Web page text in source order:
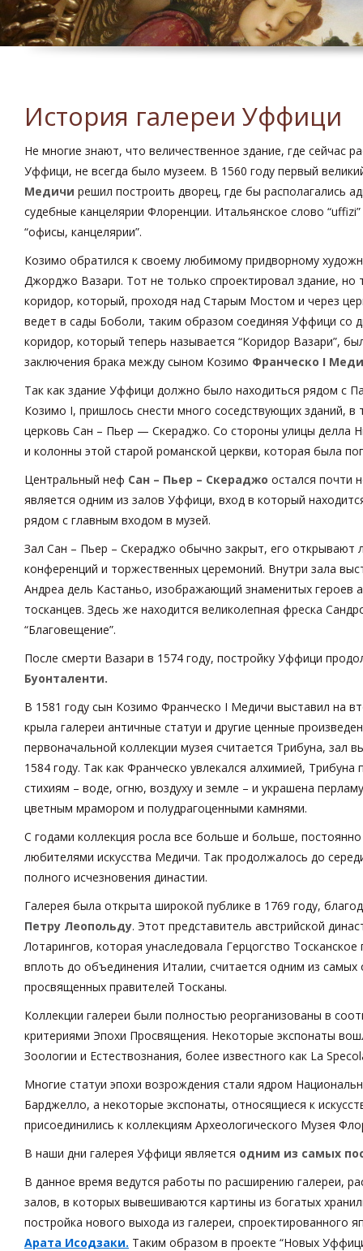
История галереи Уффици
Не многие знают, что величественное здание, где сейчас
Уффици, не всегда было музеем. В 1560 году первый
Медичи решил построить дворец, где бы располагались
судебные канцелярии Флоренции. Итальянское слово
“офисы, канцелярии”.
Козимо обратился к своему любимому придворному
Джорджо Вазари. Тот не только спроектировал здание, но
коридор, который, проходя над Старым Мостом и через
ведет в сады Боболи, таким образом соединяя Уффици со
коридор, который теперь называется “Коридор Вазари”,
заключения брака между сыном Козимо Франческо I
Так как здание Уффици должно было находиться рядом с
Козимо I, пришлось снести много соседствующих зданий, в
церковь Сан – Пьер — Скераджо. Со стороны улицы делла
и колонны этой старой романской церкви, которая была
Центральный неф Сан – Пьер – Скераджо остался почти
является одним из залов Уффици, вход в который
рядом с главным входом в музей.
Зал Сан – Пьер – Скераджо обычно закрыт, его открывают
конференций и торжественных церемоний. Внутри зала
Андреа дель Кастаньо, изображающий знаменитых героев
тосканцев. Здесь же находится великолепная фреска
“Благовещение”.
После смерти Вазари в 1574 году, постройку Уффици
Буонталенти.
В 1581 году сын Козимо Франческо I Медичи выставил на
крыла галереи античные статуи и другие ценные
первоначальной коллекции музея считается Трибуна, зал
1584 году. Так как Франческо увлекался алхимией,
стихиям – воде, огню, воздуху и земле – и украшена
цветным мрамором и полудрагоценными камнями.
С годами коллекция росла все больше и больше,
любителями искусства Медичи. Так продолжалось до
полного исчезновения династии.
Галерея была открыта широкой публике в 1769 году,
Петру Леопольду. Этот представитель австрийской
Лотарингов, которая унаследовала Герцогство
вплоть до объединения Италии, считается одним из самых
просвященных правителей Тосканы.
Коллекции галереи были полностью реорганизованы в
критериями Эпохи Просвящения. Некоторые экспонаты
Зоологии и Естествознания, более известного как La
Многие статуи эпохи возрождения стали ядром
Барджелло, а некоторые экспонаты, относящиеся к
присоединились к коллекциям Археологического Музея
В наши дни галерея Уффици является одним из самых
В данное время ведутся работы по расширению галереи,
залов, в которых вывешиваются картины из богатых
постройка нового выхода из галереи, спроектированного
Арата Исодзаки. Таким образом в проекте “Новых